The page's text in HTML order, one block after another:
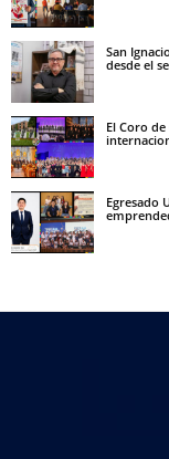
San
desde el
El Coro
Egresado